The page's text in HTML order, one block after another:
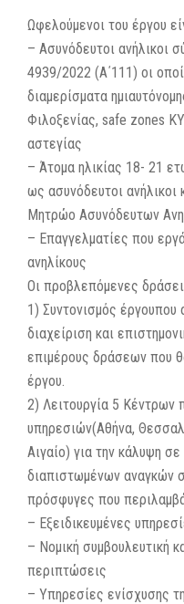
Ωφελούμενοι του έργου
– Ασυνόδευτοι ανήλικοι
4939/2022 (Α΄111) οι
διαμερίσματα
Φιλοξενίας, safe zones
αστεγίας
– Άτομα ηλικίας 18- 21
ως ασυνόδευτοι ανήλικοι
Μητρώο Ασυνόδευτων
– Επαγγελματίες που
ανηλίκους
Οι προβλεπόμενες
1) Συντονισμός
διαχείριση και
επιμέρους δράσεων που
έργου.
2) Λειτουργία 5 Κέντρων
υπηρεσιών(Αθήνα,
Αιγαίο) για την κάλυψη
διαπιστωμένων αναγκών
πρόσφυγες που
– Εξειδικευμένες
– Νομική συμβουλευτική
περιπτώσεις
– Υπηρεσίες ενίσχυσης